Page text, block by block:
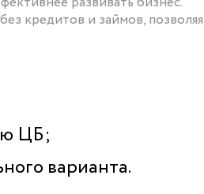
кредитов и займов, позволяя
ЦБ;
варианта.